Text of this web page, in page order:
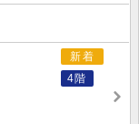
新着
4階